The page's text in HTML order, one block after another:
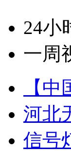
24小
一周
【
河北
信号